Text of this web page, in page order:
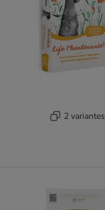
2 variantes